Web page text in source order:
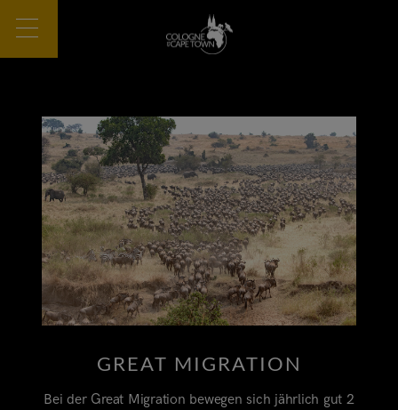
GREAT MIGRATION
Bei der Great Migration bewegen sich jährlich gut 2